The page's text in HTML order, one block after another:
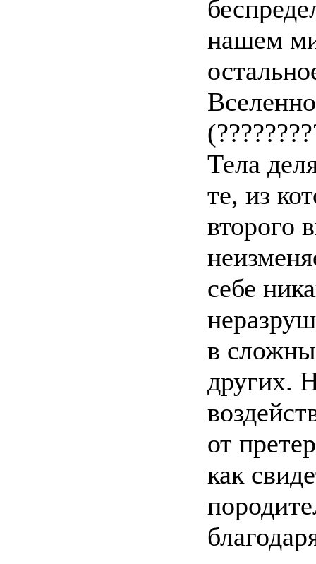
нашем
Тела
те, из
второго
себе
в
других.
от
как